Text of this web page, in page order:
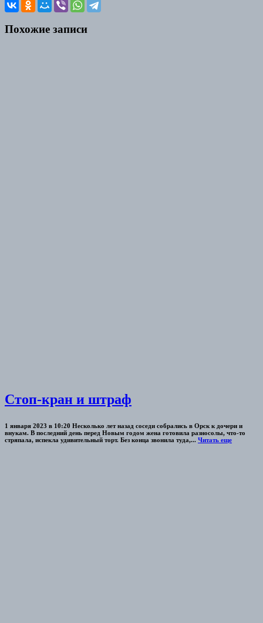
Похожие записи
Стоп-кран и штраф
1 января 2023 в 10:20 Несколько лет назад соседи собрались в Орск к дочери и
внукам. В последний день перед Новым годом жена готовила разносолы, что-то
стряпала, испекла удивительный торт. Без конца звонила туда,... Читать еще